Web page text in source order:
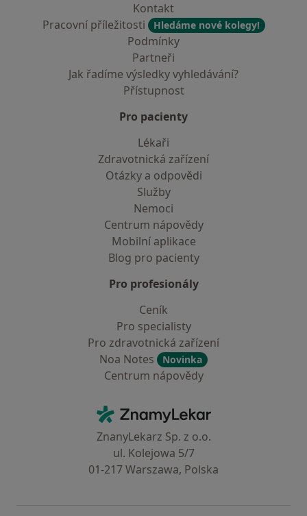
Kontakt
Pracovní příležitosti
Hledáme nové kolegy!
Podmínky
Partneři
Jak řadíme výsledky vyhledávání?
Přístupnost
Pro pacienty
Lékaři
Zdravotnická zařízení
Otázky a odpovědi
Služby
Nemoci
Centrum nápovědy
Mobilní aplikace
Blog pro pacienty
Pro profesionály
Ceník
Pro specialisty
Pro zdravotnická zařízení
Noa Notes
Novinka
Centrum nápovědy
ZnamyLekar - Hlavní stránka
ZnanyLekarz Sp. z o.o.
ul. Kolejowa 5/7
01-217 Warszawa, Polska